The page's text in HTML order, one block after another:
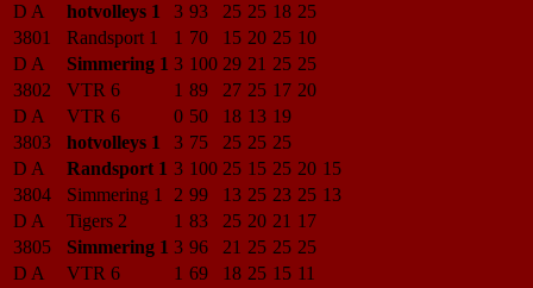
D A
hotvolleys 1 3 93 25 25 18 25
3801
Randsport 1 1 70 15 20 25 10
D A
Simmering 1 3 100 29 21 25 25
3802
VTR 6 1 89 27 25 17 20
D A
VTR 6 0 50 18 13 19
3803
hotvolleys 1 3 75 25 25 25
D A
Randsport 1 3 100 25 15 25 20 15
3804
Simmering 1 2 99 13 25 23 25 13
D A
Tigers 2 1 83 25 20 21 17
3805
Simmering 1 3 96 21 25 25 25
D A
VTR 6 1 69 18 25 15 11